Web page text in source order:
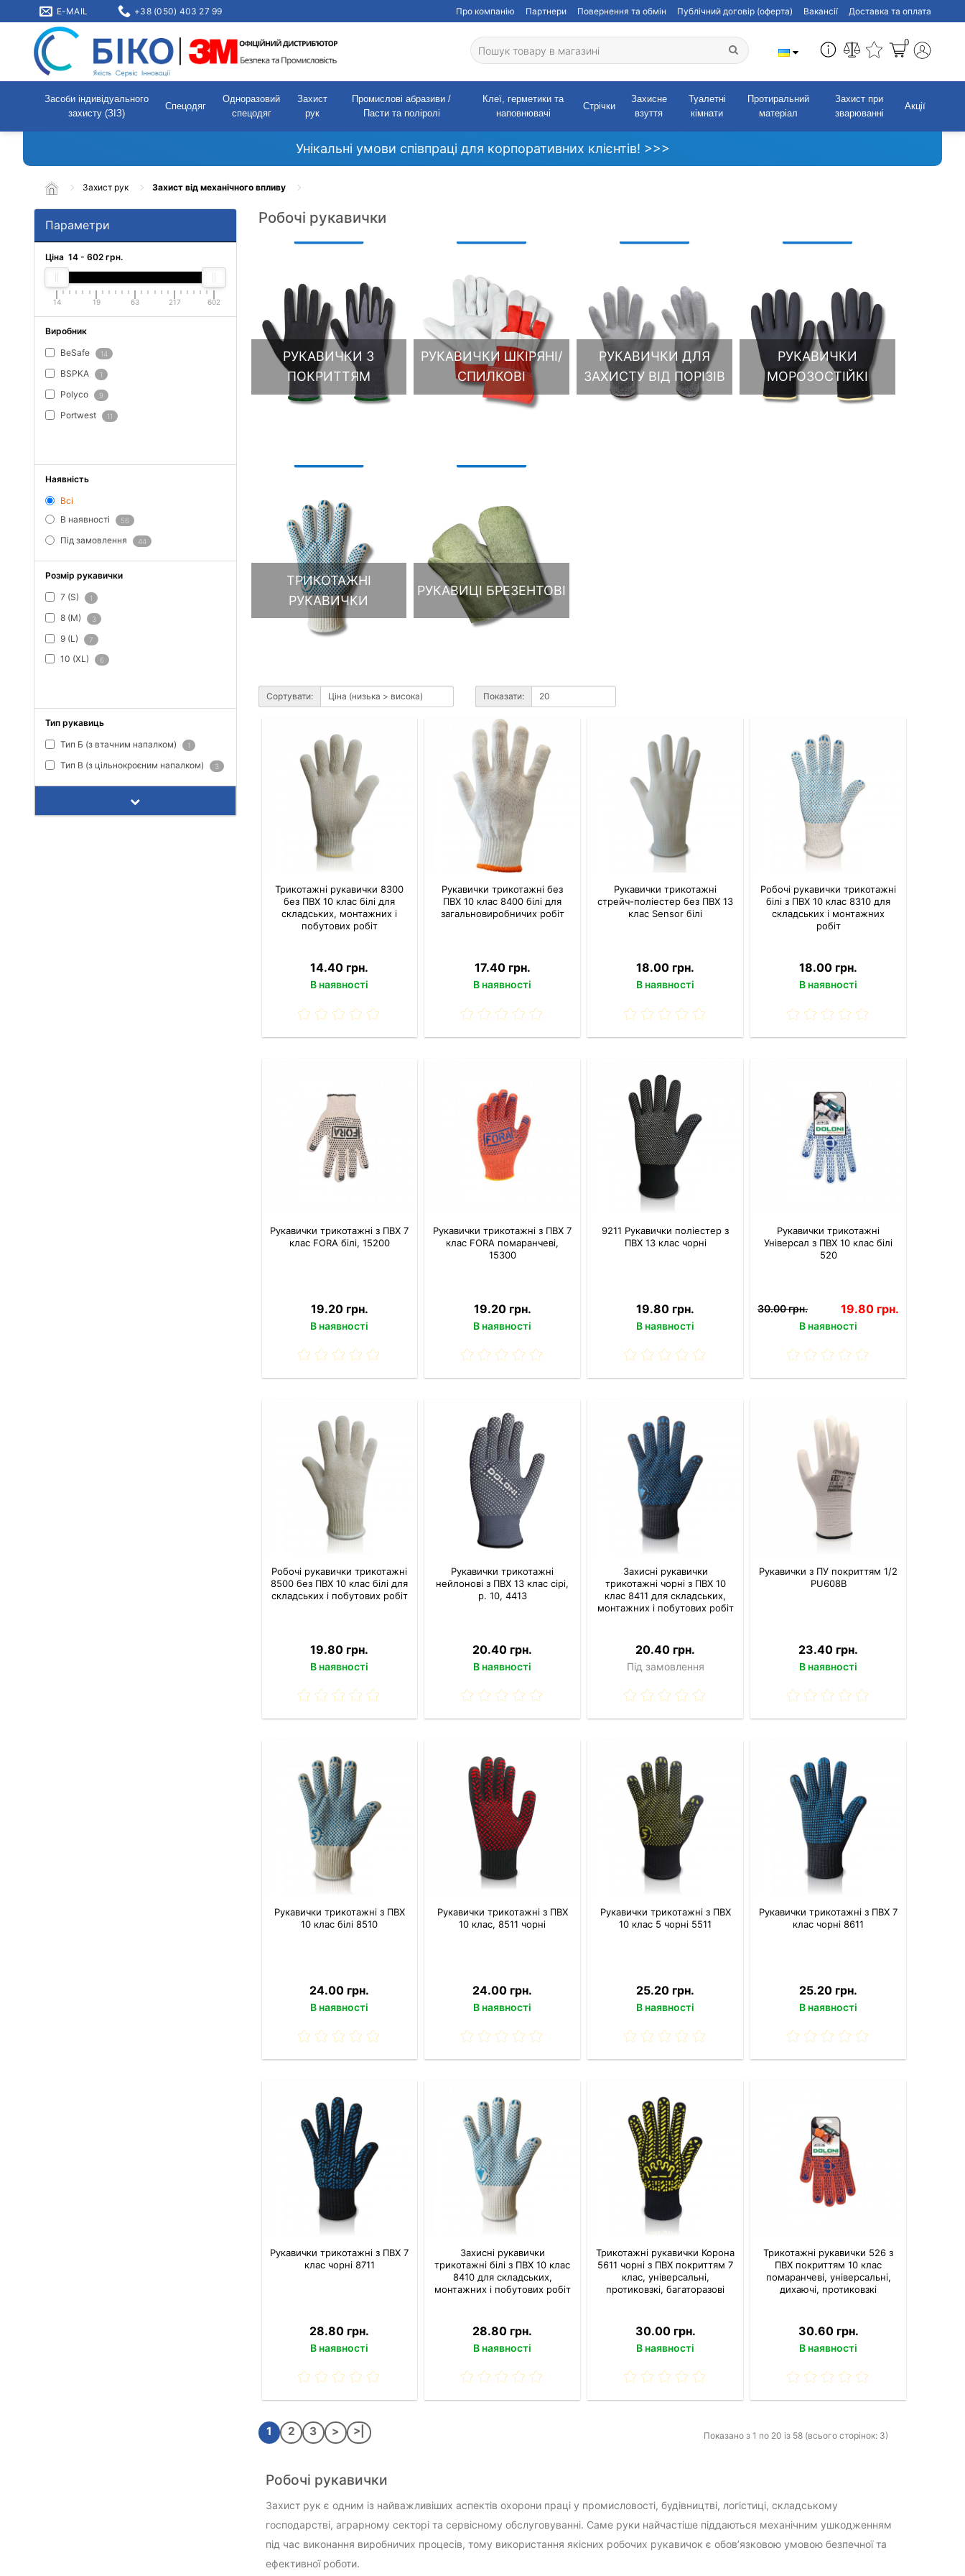
E-MAIL +38 (050) 403 27 99 Про компанію Партнери Повернення та обмін Публічний договір (оферта) Вакансії Доставка та оплата
0
Засоби індивідуального
захисту (ЗІЗ)
Спецодяг
Одноразовий
спецодяг
Захист
рук
Промислові абразиви /
Пасти та поліролі
Клеї, герметики та
наповнювачі
Стрічки
Захисне
взуття
Туалетні
кімнати
Протиральний
матеріал
Захист при
зварюванні
Акції
Унікальні умови співпраці для корпоративних клієнтів! >>>
Захист рук Захист від механічного впливу
Параметри
Ціна 14 - 602 грн.
14 19 63 217 602
Виробник
BeSafe 14
BSPKA 1
Polyco 9
Portwest 11
Наявність
Всі
В наявності
56
Під замовлення 44
Розмір рукавички
7 (S) 1
8 (M) 3
9 (L) 7
10 (XL) 6
Тип рукавиць
Тип Б (з втачним напалком) 1
Тип В (з цільнокроєним напалком) 3
Робочі рукавички
РУКАВИЧКИ З
ПОКРИТТЯМ
РУКАВИЧКИ ШКІРЯНІ/
СПИЛКОВІ
РУКАВИЧКИ ДЛЯ
ЗАХИСТУ ВІД ПОРІЗІВ
РУКАВИЧКИ
МОРОЗОСТІЙКІ
ТРИКОТАЖНІ
РУКАВИЧКИ
РУКАВИЦІ БРЕЗЕНТОВІ
Сортувати: Показати:
Трикотажні рукавички 8300
без ПВХ 10 клас білі для
складських, монтажних і
побутових робіт
14.40 грн.
В наявності
Рукавички трикотажні без
ПВХ 10 клас 8400 білі для
загальновиробничих робіт
17.40 грн.
В наявності
Рукавички трикотажні
стрейч-поліестер без ПВХ 13
клас Sensor білі
18.00 грн.
В наявності
Робочі рукавички трикотажні
білі з ПВХ 10 клас 8310 для
складських і монтажних
робіт
18.00 грн.
В наявності
Рукавички трикотажні з ПВХ 7
клас FORA білі, 15200
19.20 грн.
В наявності
Рукавички трикотажні з ПВХ 7
клас FORA помаранчеві,
15300
19.20 грн.
В наявності
9211 Рукавички поліестер з
ПВХ 13 клас чорні
19.80 грн.
В наявності
Рукавички трикотажні
Універсал з ПВХ 10 клас білі
520
19.80 грн.
30.00 грн.
В наявності
Робочі рукавички трикотажні
8500 без ПВХ 10 клас білі для
складських і побутових робіт
19.80 грн.
В наявності
Рукавички трикотажні
нейлонові з ПВХ 13 клас сірі,
р. 10, 4413
20.40 грн.
В наявності
Захисні рукавички
трикотажні чорні з ПВХ 10
клас 8411 для складських,
монтажних і побутових робіт
20.40 грн.
Під замовлення
Рукавички з ПУ покриттям 1/2
PU608B
23.40 грн.
В наявності
Рукавички трикотажні з ПВХ
10 клас білі 8510
24.00 грн.
В наявності
Рукавички трикотажні з ПВХ
10 клас, 8511 чорні
24.00 грн.
В наявності
Рукавички трикотажні з ПВХ
10 клас 5 чорні 5511
25.20 грн.
В наявності
Рукавички трикотажні з ПВХ 7
клас чорні 8611
25.20 грн.
В наявності
Рукавички трикотажні з ПВХ 7
клас чорні 8711
28.80 грн.
В наявності
Захисні рукавички
трикотажні білі з ПВХ 10 клас
8410 для складських,
монтажних і побутових робіт
28.80 грн.
В наявності
Трикотажні рукавички Корона
5611 чорні з ПВХ покриттям 7
клас, універсальні,
протиковзкі, багаторазові
30.00 грн.
В наявності
Трикотажні рукавички 526 з
ПВХ покриттям 10 клас
помаранчеві, універсальні,
дихаючі, протиковзкі
30.60 грн.
В наявності
1 2 3 > >| Показано з 1 по 20 із 58 (всього сторінок: 3)
Робочі рукавички
Захист рук є одним із найважливіших аспектів охорони праці у промисловості, будівництві, логістиці, складському
господарстві, аграрному секторі та сервісному обслуговуванні. Саме руки найчастіше піддаються механічним ушкодженням
під час виконання виробничих процесів, тому використання якісних робочих рукавичок є обов’язковою умовою безпечної та
ефективної роботи.